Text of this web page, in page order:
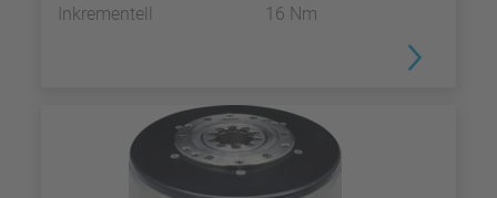
Inkrementell 16 Nm